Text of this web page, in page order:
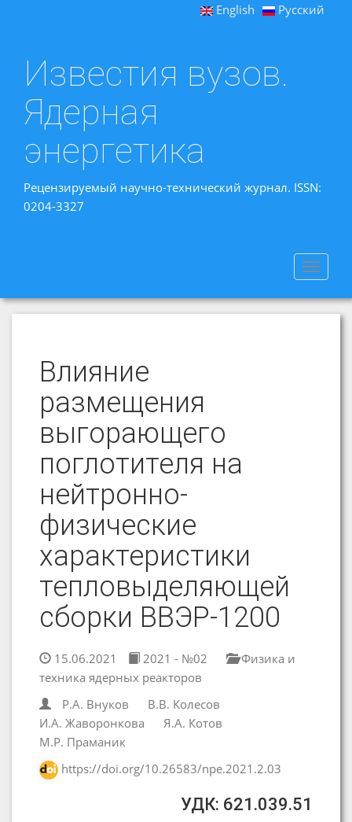
English Русский
Известия вузов.
Ядерная
энергетика
Рецензируемый научно-технический журнал. ISSN:
0204-3327
Toggle
Влияние
размещения
выгорающего
поглотителя на
нейтронно-
физические
характеристики
тепловыделяющей
сборки ВВЭР-1200
15.06.2021 2021 - №02
Физика и
техника ядерных реакторов
Р.А. Внуков
В.В. Колесов
И.А. Жаворонкова
Я.А. Котов
М.Р. Праманик
https://doi.org/10.26583/npe.2021.2.03
УДК: 621.039.51